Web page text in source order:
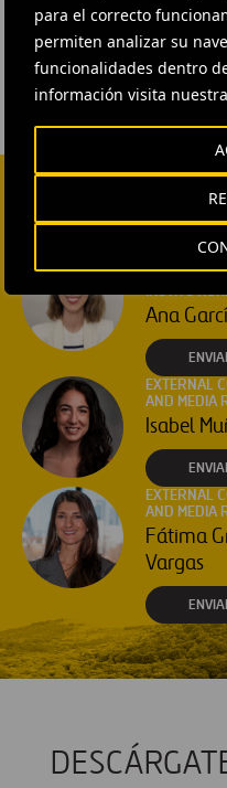
para el correcto
permiten analizar su
funcionalidades dentro
información visita nuestra
#Conservación del medio
CONTACTA CON
HEAD OF
Ana
EXTERNAL
AND MEDIA
Isabel
EXTERNAL
AND MEDIA
Fátima
Vargas